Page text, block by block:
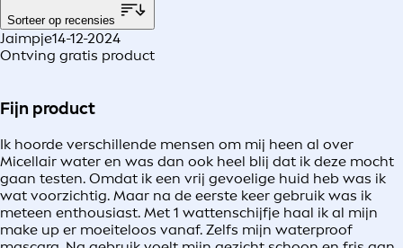
Sorteer op recensies
Jaimpje14-12-2024
Ontving gratis product
Fijn product
Ik hoorde verschillende mensen om mij heen al over
Micellair water en was dan ook heel blij dat ik deze mocht
gaan testen. Omdat ik een vrij gevoelige huid heb was ik
wat voorzichtig. Maar na de eerste keer gebruik was ik
meteen enthousiast. Met 1 wattenschijfje haal ik al mijn
make up er moeiteloos vanaf. Zelfs mijn waterproof